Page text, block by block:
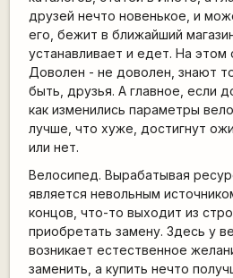
друзей нечто новенькое, и
его, бежит в ближайший
устанавливает и едет. На этом
Доволен - не доволен, знают
быть, друзья. А главное, если
как изменились параметры
лучше, что хуже, достигнут
или нет.
Велосипед. Вырабатывая
является невольным
концов, что-то выходит из
приобретать замену. Здесь у
возникает естественное
заменить, а купить нечто